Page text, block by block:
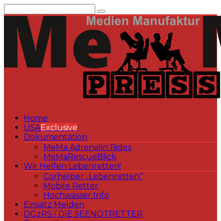
Inhalt
springen
Home
USAExclusive
Dokumentation
MeMa Adrenalin Rides
MeMaRescueBlick
Wir Helfen Lebenretten!
Corhelper „Lebenretten“
Mobile Retter
Hochwasser Info
Einsatz Melden
DGzRS / DIE SEENOTRETTER